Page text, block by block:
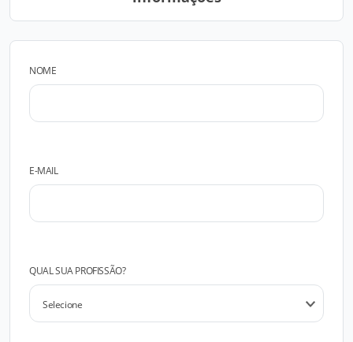
NOME
E-MAIL
QUAL SUA PROFISSÃO?